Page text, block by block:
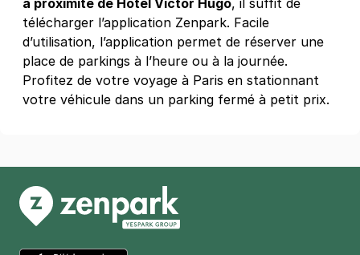
à proximité de Hôtel Victor Hugo, il suffit de
télécharger l’application Zenpark. Facile
d’utilisation, l’application permet de réserver une
place de parkings à l’heure ou à la journée.
Profitez de votre voyage à Paris en stationnant
votre véhicule dans un parking fermé à petit prix.